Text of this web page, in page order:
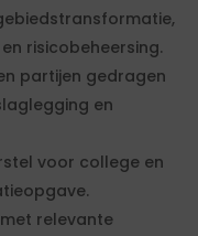
risicobeheersing.
partijen gedragen
en
voor college en
relevante